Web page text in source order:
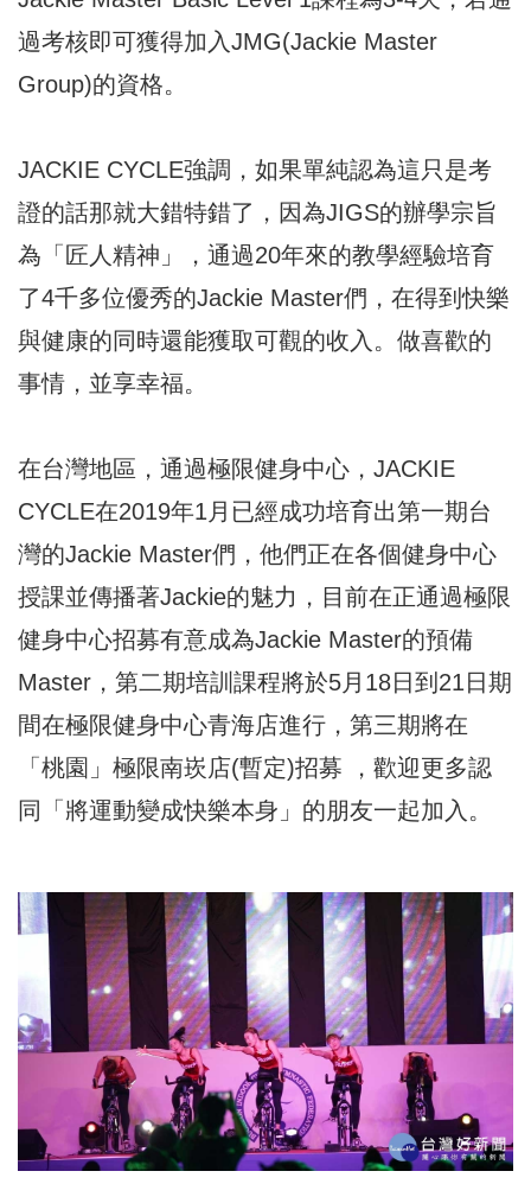
過考核即可獲得加入JMG(Jackie Master
Group)的資格。
JACKIE CYCLE強調，如果單純認為這只是考
證的話那就大錯特錯了，因為JIGS的辦學宗旨
為「匠人精神」，通過20年來的教學經驗培育
了4千多位優秀的Jackie Master們，在得到快樂
與健康的同時還能獲取可觀的收入。做喜歡的
事情，並享幸福。
在台灣地區，通過極限健身中心，JACKIE
CYCLE在2019年1月已經成功培育出第一期台
灣的Jackie Master們，他們正在各個健身中心
授課並傳播著Jackie的魅力，目前在正通過極限
健身中心招募有意成為Jackie Master的預備
Master，第二期培訓課程將於5月18日到21日期
間在極限健身中心青海店進行，第三期將在
「桃園」極限南崁店(暫定)招募 ，歡迎更多認
同「將運動變成快樂本身」的朋友一起加入。